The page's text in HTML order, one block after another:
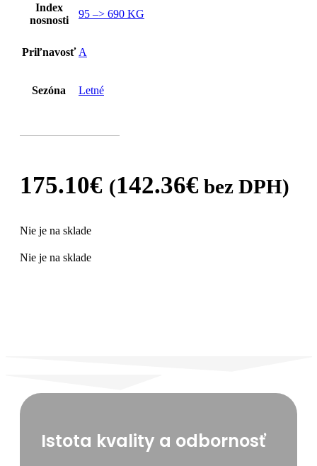
Index
nosnosti
95 –> 690 KG
Priľnavosť A
Sezóna Letné
175.10€ (142.36€ bez DPH)
Nie je na sklade
Nie je na sklade
Istota kvality a odbornosť